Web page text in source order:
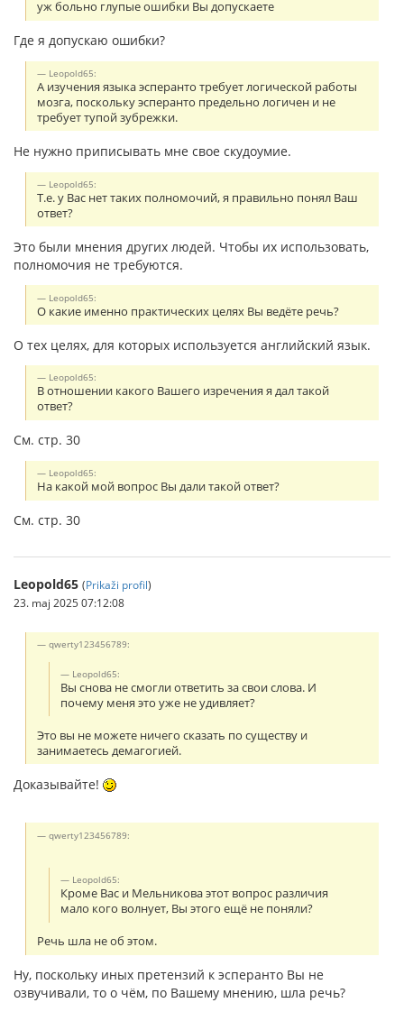
уж больно глупые ошибки Вы допускаете
Где я допускаю ошибки?
Leopold65:
А изучения языка эсперанто требует логической работы
мозга, поскольку эсперанто предельно логичен и не
требует тупой зубрежки.
Не нужно приписывать мне свое скудоумие.
Leopold65:
Т.е. у Вас нет таких полномочий, я правильно понял Ваш
ответ?
Это были мнения других людей. Чтобы их использовать,
полномочия не требуются.
Leopold65:
О какие именно практических целях Вы ведёте речь?
О тех целях, для которых используется английский язык.
Leopold65:
В отношении какого Вашего изречения я дал такой
ответ?
См. стр. 30
Leopold65:
На какой мой вопрос Вы дали такой ответ?
См. стр. 30
Leopold65 (Prikaži profil)
23. maj 2025 07:12:08
qwerty123456789:
Leopold65:
Вы снова не смогли ответить за свои слова. И
почему меня это уже не удивляет?
Это вы не можете ничего сказать по существу и
занимаетесь демагогией.
Доказывайте!
qwerty123456789:
Leopold65:
Кроме Вас и Мельникова этот вопрос различия
мало кого волнует, Вы этого ещё не поняли?
Речь шла не об этом.
Ну, поскольку иных претензий к эсперанто Вы не
озвучивали, то о чём, по Вашему мнению, шла речь?